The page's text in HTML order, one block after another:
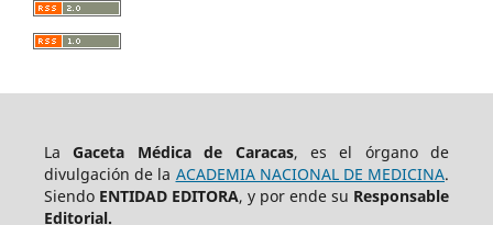
LaGaceta Médica de Caracas, es el órgano de
divulgación de la ACADEMIA NACIONAL DE MEDICINA.
Siendo ENTIDAD EDITORA, y por ende su Responsable
Editorial.